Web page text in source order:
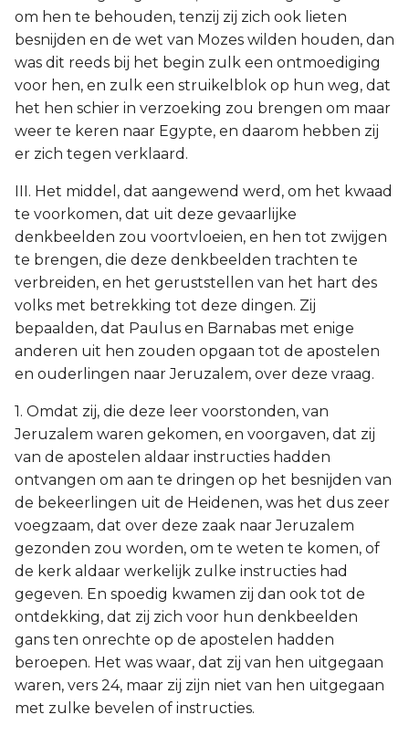
om hen te behouden, tenzij zij zich ook lieten
besnijden en de wet van Mozes wilden houden, dan
was dit reeds bij het begin zulk een ontmoediging
voor hen, en zulk een struikelblok op hun weg, dat
het hen schier in verzoeking zou brengen om maar
weer te keren naar Egypte, en daarom hebben zij
er zich tegen verklaard.
III. Het middel, dat aangewend werd, om het kwaad
te voorkomen, dat uit deze gevaarlijke
denkbeelden zou voortvloeien, en hen tot zwijgen
te brengen, die deze denkbeelden trachten te
verbreiden, en het geruststellen van het hart des
volks met betrekking tot deze dingen. Zij
bepaalden, dat Paulus en Barnabas met enige
anderen uit hen zouden opgaan tot de apostelen
en ouderlingen naar Jeruzalem, over deze vraag.
1. Omdat zij, die deze leer voorstonden, van
Jeruzalem waren gekomen, en voorgaven, dat zij
van de apostelen aldaar instructies hadden
ontvangen om aan te dringen op het besnijden van
de bekeerlingen uit de Heidenen, was het dus zeer
voegzaam, dat over deze zaak naar Jeruzalem
gezonden zou worden, om te weten te komen, of
de kerk aldaar werkelijk zulke instructies had
gegeven. En spoedig kwamen zij dan ook tot de
ontdekking, dat zij zich voor hun denkbeelden
gans ten onrechte op de apostelen hadden
beroepen. Het was waar, dat zij van hen uitgegaan
waren, vers 24, maar zij zijn niet van hen uitgegaan
met zulke bevelen of instructies.